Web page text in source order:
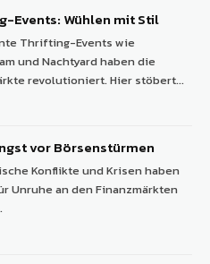
Events: Wühlen mit Stil
Thrifting-Events wie
und Nachtyard haben die
revolutioniert. Hier stöbert...
vor Börsenstürmen
Konflikte und Krisen haben
Unruhe an den Finanzmärkten